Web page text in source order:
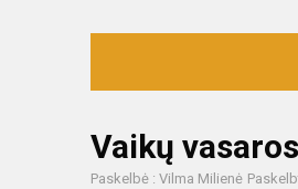
Vaikų
Paskelbė : Vilma Milienė